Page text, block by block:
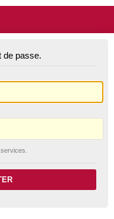
de passe.